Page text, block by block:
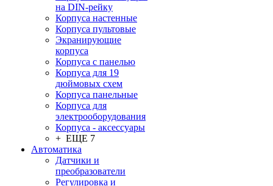
на DIN-рейку
Корпуса настенные
Корпуса пультовые
Экранирующие
корпуса
Корпуса с панелью
Корпуса для 19
дюймовых схем
Корпуса панельные
Корпуса для
электрооборудования
Корпуса - аксессуары
+ ЕЩЕ 7
Автоматика
Датчики и
преобразователи
Регулировка и